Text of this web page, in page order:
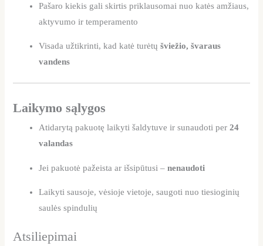
Pašaro kiekis gali skirtis priklausomai nuo katės amžiaus,
aktyvumo ir temperamento
Visada užtikrinti, kad katė turėtųšviežio, švaraus
vandens
Laikymo sąlygos
Atidarytą pakuotę laikyti šaldytuve ir sunaudoti per24
valandas
Jei pakuotė pažeista ar išsipūtusi –nenaudoti
Laikyti sausoje, vėsioje vietoje, saugoti nuo tiesioginių
saulės spindulių
Atsiliepimai